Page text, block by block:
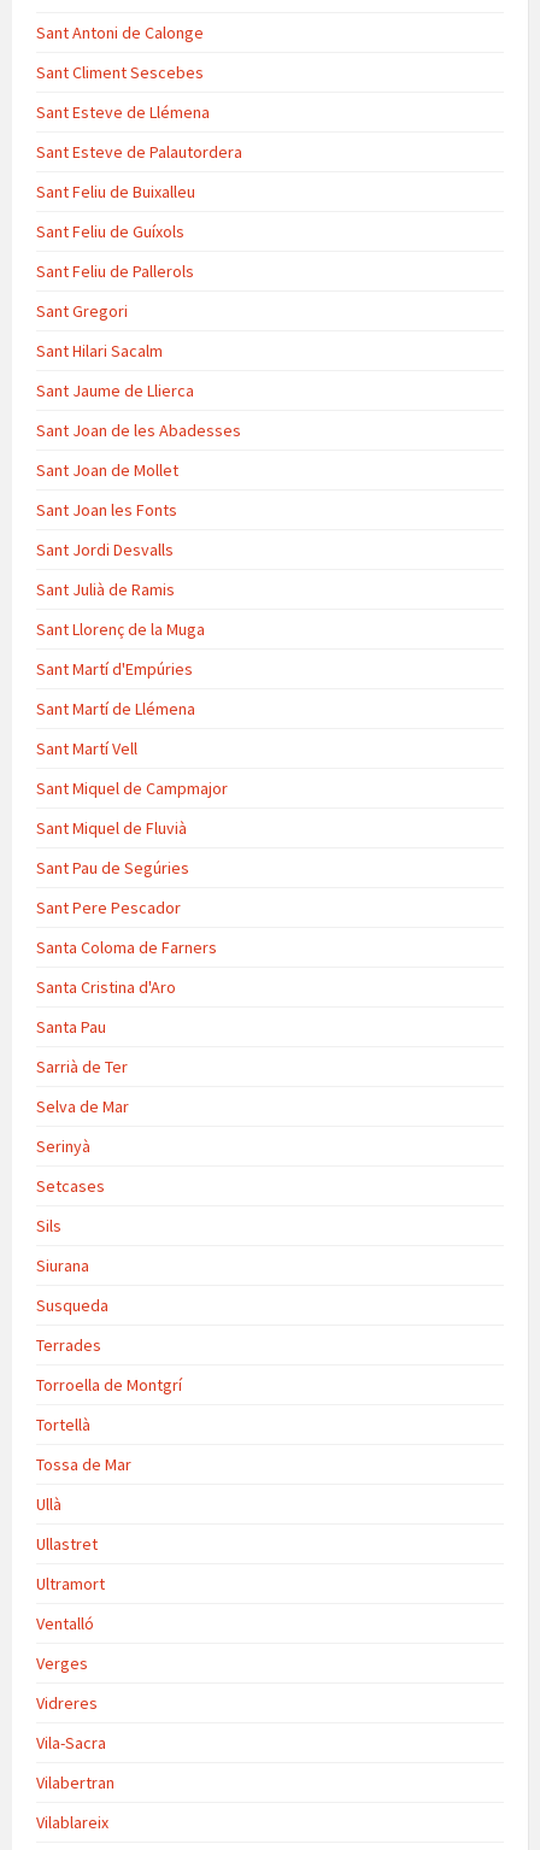
Sant Antoni de Calonge
Sant Climent Sescebes
Sant Esteve de Llémena
Sant Esteve de Palautordera
Sant Feliu de Buixalleu
Sant Feliu de Guíxols
Sant Feliu de Pallerols
Sant Gregori
Sant Hilari Sacalm
Sant Jaume de Llierca
Sant Joan de les Abadesses
Sant Joan de Mollet
Sant Joan les Fonts
Sant Jordi Desvalls
Sant Julià de Ramis
Sant Llorenç de la Muga
Sant Martí d'Empúries
Sant Martí de Llémena
Sant Martí Vell
Sant Miquel de Campmajor
Sant Miquel de Fluvià
Sant Pau de Segúries
Sant Pere Pescador
Santa Coloma de Farners
Santa Cristina d'Aro
Santa Pau
Sarrià de Ter
Selva de Mar
Serinyà
Setcases
Sils
Siurana
Susqueda
Terrades
Torroella de Montgrí
Tortellà
Tossa de Mar
Ullà
Ullastret
Ultramort
Ventalló
Verges
Vidreres
Vila-Sacra
Vilabertran
Vilablareix